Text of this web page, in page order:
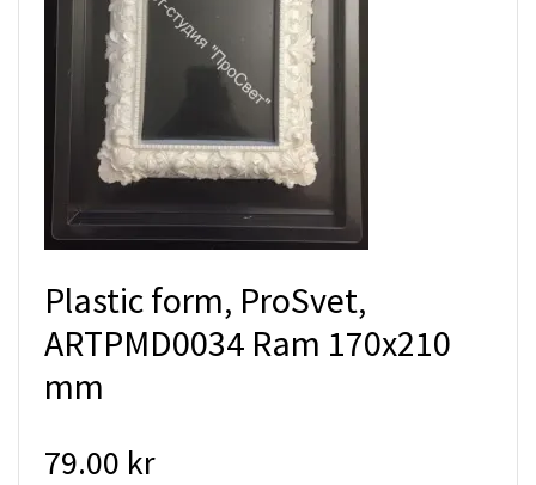
Plastic form, ProSvet,
ARTPMD0034 Ram 170x210
mm
79.00 kr